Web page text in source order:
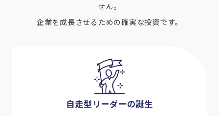
せん。
企業を成長させるための確実な投資です。
自走型リーダーの誕生